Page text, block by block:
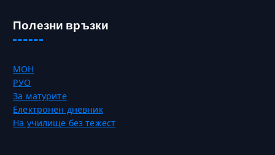
Полезни връзки
МОН
РУО
За матурите
Електронен дневник
На училище без тежест